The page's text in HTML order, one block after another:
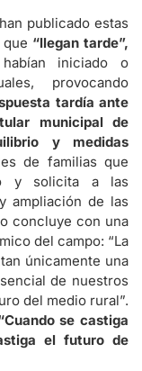
publicado estas
“llegan tarde”,
iniciado o
provocando
tardía ante
municipal de
y medidas
de familias que
y solicita a las
ampliación de las
concluye con una
del campo: “La
únicamente una
de nuestros
del medio rural”.
se castiga
el futuro de